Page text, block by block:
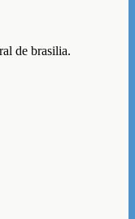
de brasilia.